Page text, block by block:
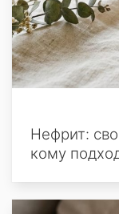
Нефрит:
кому